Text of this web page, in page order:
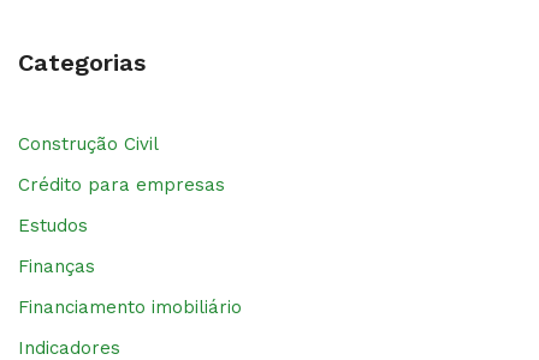
Categorias
Construção Civil
Crédito para empresas
Estudos
Finanças
Financiamento imobiliário
Indicadores